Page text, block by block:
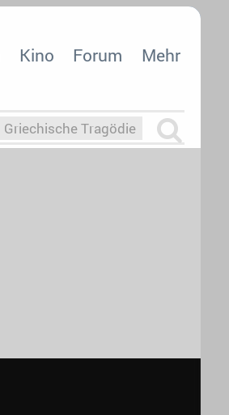
Kino Forum Mehr
Griechische Tragödie